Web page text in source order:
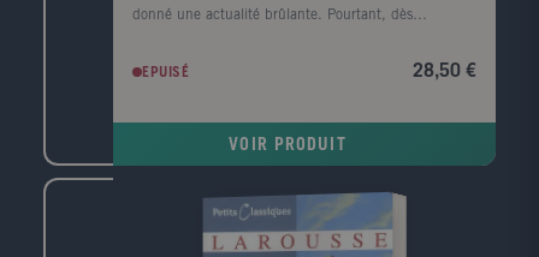
donné une actualité brûlante. Pourtant, dès
récoltes et la crise financière des pays riches faisaient
de nouveau passer au second plan le scandale de la
production alimentaire. Que les récoltes soient
reprennent le dessus: faire rouler les voitures (
agrocarburants ), produire en masse pour l'industrie
agroalimentaire ( OGM ), se débarrasser des
EPUISÉ 28,50 €
VOIR PRODUIT